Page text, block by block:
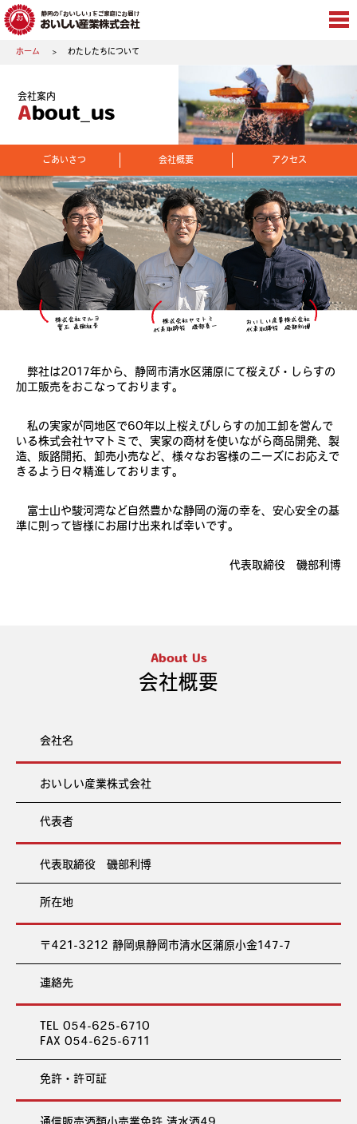
ホーム わたしたちについて
会社案内
About_us
ごあいさつ 会社概要 アクセス
弊社は2017年から、静岡市清水区蒲原にて桜えび・しらすの
加工販売をおこなっております。
私の実家が同地区で60年以上桜えびしらすの加工卸を営んで
いる株式会社ヤマトミで、実家の商材を使いながら商品開発、製
造、販路開拓、卸売小売など、様々なお客様のニーズにお応えで
きるよう日々精進しております。
富士山や駿河湾など自然豊かな静岡の海の幸を、安心安全の基
準に則って皆様にお届け出来れば幸いです。
代表取締役 磯部利博
About Us
会社概要
会社名
おいしい産業株式会社
代表者
代表取締役 磯部利博
所在地
〒421-3212 静岡県静岡市清水区蒲原小金147-7
連絡先
TEL 054-625-6710
FAX 054-625-6711
免許・許可証